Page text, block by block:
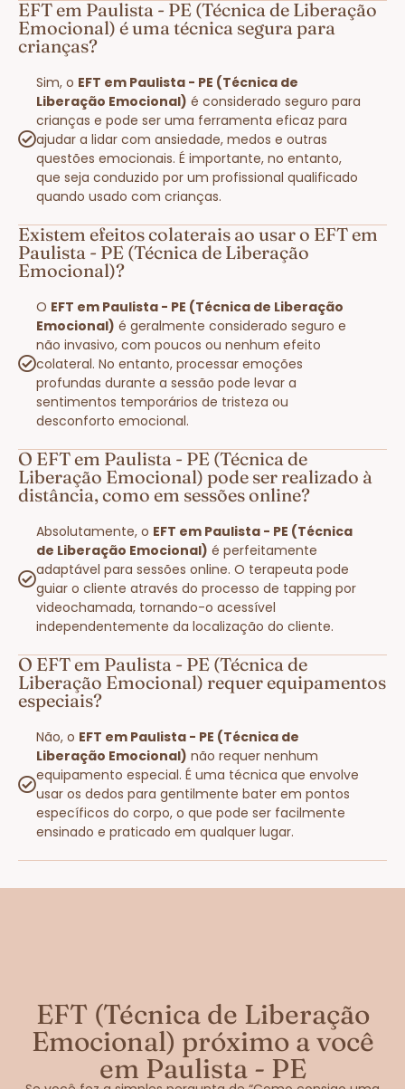
EFT em Paulista - PE (Técnica de Liberação
Emocional) é uma técnica segura para
crianças?
Sim, o EFT em Paulista - PE (Técnica de
Liberação Emocional) é considerado seguro para
crianças e pode ser uma ferramenta eficaz para
ajudar a lidar com ansiedade, medos e outras
questões emocionais. É importante, no entanto,
que seja conduzido por um profissional qualificado
quando usado com crianças.
Existem efeitos colaterais ao usar o EFT em
Paulista - PE (Técnica de Liberação
Emocional)?
O EFT em Paulista - PE (Técnica de Liberação
Emocional) é geralmente considerado seguro e
não invasivo, com poucos ou nenhum efeito
colateral. No entanto, processar emoções
profundas durante a sessão pode levar a
sentimentos temporários de tristeza ou
desconforto emocional.
O EFT em Paulista - PE (Técnica de
Liberação Emocional) pode ser realizado à
distância, como em sessões online?
Absolutamente, o EFT em Paulista - PE (Técnica
de Liberação Emocional) é perfeitamente
adaptável para sessões online. O terapeuta pode
guiar o cliente através do processo de tapping por
videochamada, tornando-o acessível
independentemente da localização do cliente.
O EFT em Paulista - PE (Técnica de
Liberação Emocional) requer equipamentos
especiais?
Não, o EFT em Paulista - PE (Técnica de
Liberação Emocional) não requer nenhum
equipamento especial. É uma técnica que envolve
usar os dedos para gentilmente bater em pontos
específicos do corpo, o que pode ser facilmente
ensinado e praticado em qualquer lugar.
EFT (Técnica de Liberação
Emocional) próximo a você
em Paulista - PE